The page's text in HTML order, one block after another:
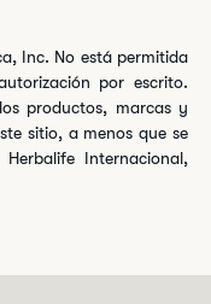
Inc. No está permitida
por escrito.
productos, marcas y
sitio, a menos que se
Internacional,